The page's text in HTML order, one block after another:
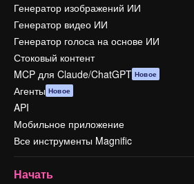
Генератор изображений ИИ
Генератор видео ИИ
Генератор голоса на основе ИИ
Стоковый контент
MCP для Claude/ChatGPT Новое
Агенты Новое
API
Мобильное приложение
Все инструменты Magnific
Начать